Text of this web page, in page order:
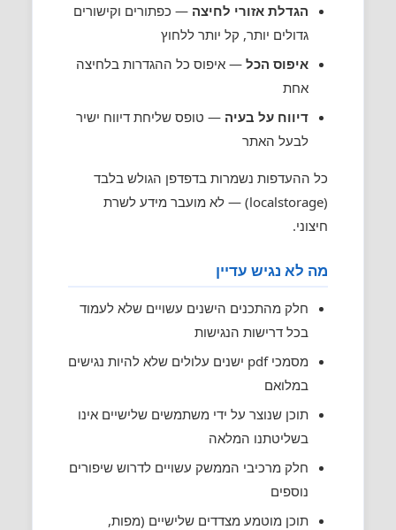
הגדלת אזורי לחיצה — כפתורים וקישורים
גדולים יותר, קל יותר ללחוץ
איפוס הכל— איפוס כל ההגדרות בלחיצה
אחת
דיווח על בעיה — טופס שליחת דיווח ישיר
לבעל האתר
כל ההעדפות נשמרות בדפדפן הגולש בלבד
(localstorage) — לא מועבר מידע לשרת
חיצוני.
מה לא נגיש עדיין
חלק מהתכנים הישנים עשויים שלא לעמוד
בכל דרישות הנגישות
מסמכי pdf ישנים עלולים שלא להיות נגישים
במלואם
תוכן שנוצר על ידי משתמשים שלישיים אינו
בשליטתנו המלאה
חלק מרכיבי הממשק עשויים לדרוש שיפורים
נוספים
תוכן מוטמע מצדדים שלישיים (מפות,